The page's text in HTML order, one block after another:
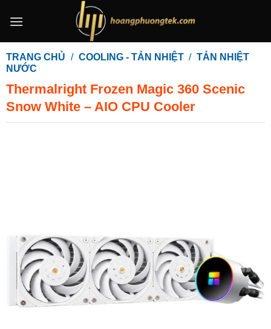
qua
dung
TRANG CHỦ / COOLING - TẢN NHIỆT / TẢN NHIỆT
NƯỚC
Thermalright Frozen Magic 360 Scenic
Snow White – AIO CPU Cooler